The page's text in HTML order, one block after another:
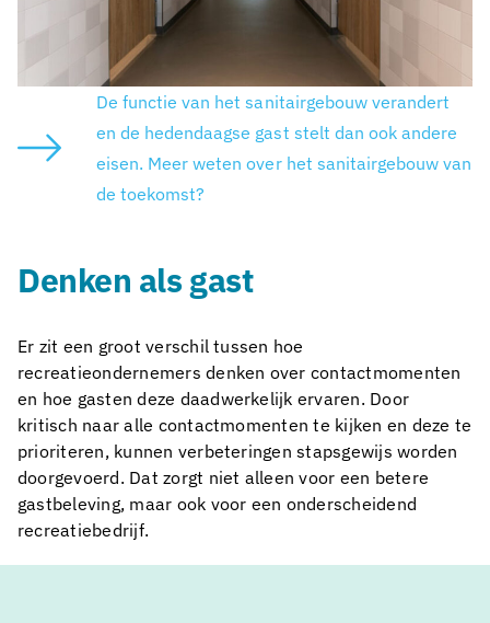
De functie van het sanitairgebouw verandert
en de hedendaagse gast stelt dan ook andere
eisen. Meer weten over het sanitairgebouw van
de toekomst?
Denken als gast
Er zit een groot verschil tussen hoe
recreatieondernemers denken over contactmomenten
en hoe gasten deze daadwerkelijk ervaren. Door
kritisch naar alle contactmomenten te kijken en deze te
prioriteren, kunnen verbeteringen stapsgewijs worden
doorgevoerd. Dat zorgt niet alleen voor een betere
gastbeleving, maar ook voor een onderscheidend
recreatiebedrijf.